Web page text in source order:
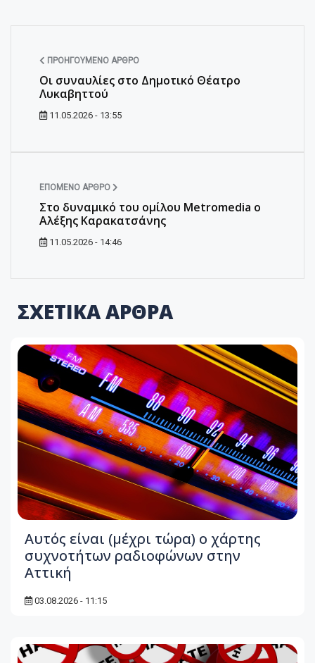
ΠΡΟΗΓΟΎΜΕΝΟ ΆΡΘΡΟ
Οι συναυλίες στο Δημοτικό Θέατρο
Λυκαβηττού
11.05.2026 - 13:55
ΕΠΌΜΕΝΟ ΆΡΘΡΟ
Στο δυναμικό του ομίλου Metromedia ο
Αλέξης Καρακατσάνης
11.05.2026 - 14:46
ΣΧΕΤΙΚΑ ΑΡΘΡΑ
Αυτός είναι (μέχρι τώρα) ο χάρτης
συχνοτήτων ραδιοφώνων στην
Αττική
03.08.2026 - 11:15